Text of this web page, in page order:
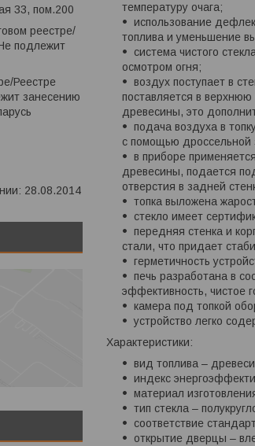
температуру очага;
использование
топлива и уменьшение
система чистого
осмотром огня;
воздух поступает в
поставляется в верхнюю
древесины, это
подача воздуха в
с помощью дроссельной
в приборе
древесины, подается
отверстия в задней
топка выложена
стекло имеет
передняя стенка и
стали, что придает
герметичность
печь разработана в
эффективность, чистое
камера под топкой
устройство легко
Характеристики:
вид топлива –
индекс
материал
тип стекла –
соответствие
открытие дверцы –
33, пом.200
реестре/
подлежит
Реестре
занесению
28.08.2014